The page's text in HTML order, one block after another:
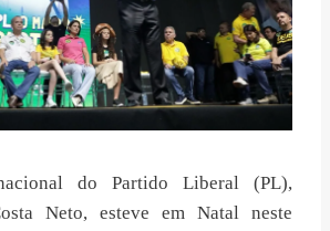
do Partido Liberal (PL),
Neto, esteve em Natal neste